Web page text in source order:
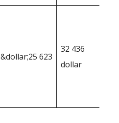
&dollar;25 623
32 436
dollar